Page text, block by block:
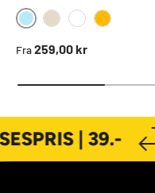
SKYBLUEKHAKIWHITEGOLD
Normal pris
Fra259,00 kr
| 39.-